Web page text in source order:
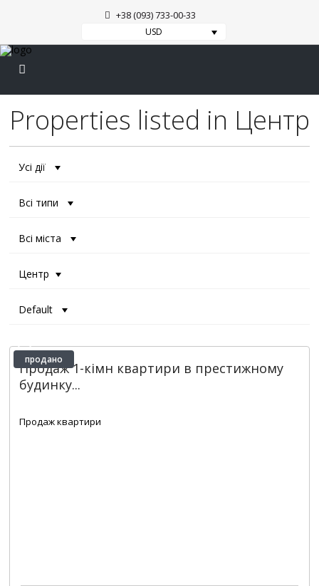
+38 (093) 733-00-33
USD
Properties listed in Центр
Усі дії
Всі типи
Всі міста
Центр
Default
продано
Продаж 1-кімн квартири в престижному
будинку...
Продаж квартири